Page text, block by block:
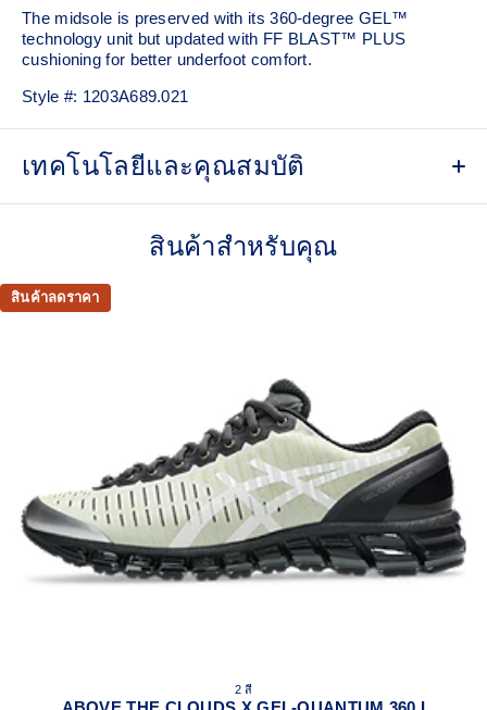
The midsole is preserved with its 360-degree GEL​™
technology unit but updated with FF BLAST™ PLUS
cushioning for better underfoot comfort.
Style #: 1203A689.021
เทคโนโลยีและคุณสมบัติ
Helps increase breathability
Helps increase support
FF BLAST™ PLUS cushioning from our running
collection has been re-tuned for everyday purposes
Shock-attenuating material placed in the midsole of the
shoe for cushioning and shock absorption
สินค้าสำหรับคุณ
สินค้าลดราคา
2 สี